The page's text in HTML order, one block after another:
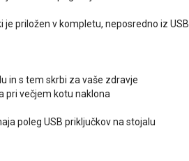
priložen v kompletu, neposredno iz USB
in s tem skrbi za vaše zdravje
pri večjem kotu naklona
poleg USB priključkov na stojalu